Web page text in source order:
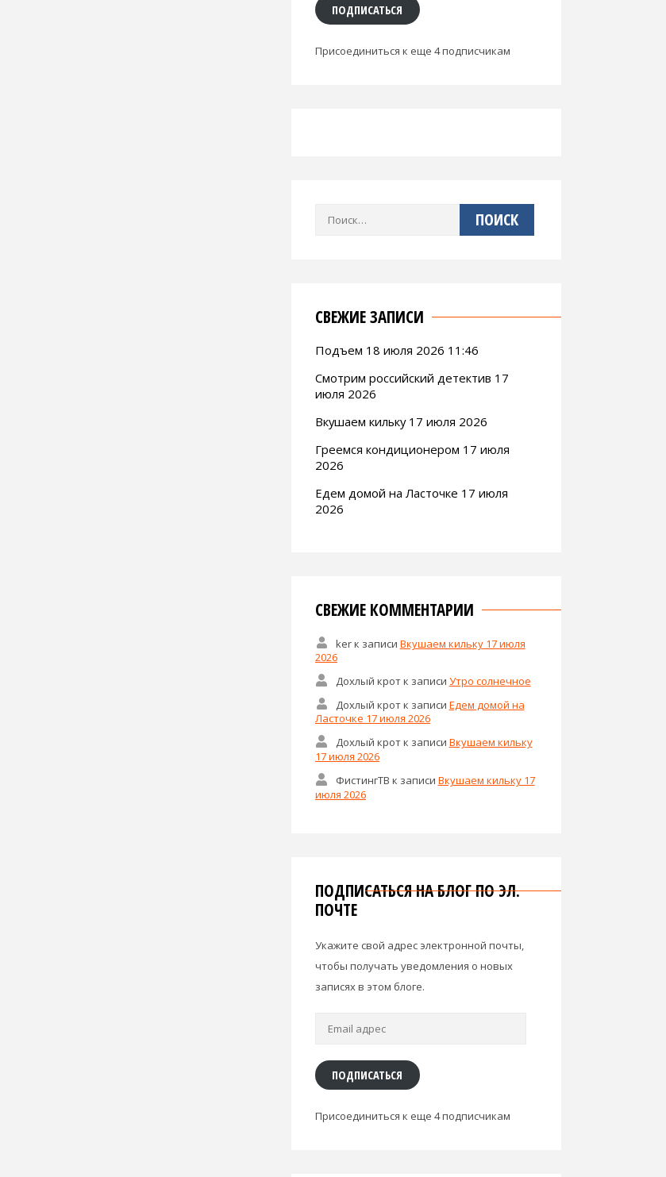
ПОДПИСАТЬСЯ
Присоединиться к еще 4 подписчикам
СВЕЖИЕ ЗАПИСИ
Подъем 18 июля 2026 11:46
Смотрим российский детектив 17
июля 2026
Вкушаем кильку 17 июля 2026
Греемся кондиционером 17 июля
2026
Едем домой на Ласточке 17 июля
2026
СВЕЖИЕ КОММЕНТАРИИ
kerк записи Вкушаем кильку 17 июля
2026
Дохлый кротк записи Утро солнечное
Дохлый кротк записи Едем домой на
Ласточке 17 июля 2026
Дохлый кротк записи Вкушаем кильку
17 июля 2026
ФистингТВ к записи Вкушаем кильку 17
июля 2026
ПОДПИСАТЬСЯ НА БЛОГ ПО ЭЛ.
ПОЧТЕ
Укажите свой адрес электронной почты,
чтобы получать уведомления о новых
записях в этом блоге.
ПОДПИСАТЬСЯ
Присоединиться к еще 4 подписчикам